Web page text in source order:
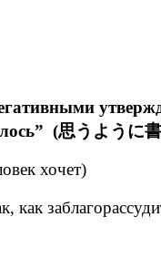
(思うように
хочет)
как